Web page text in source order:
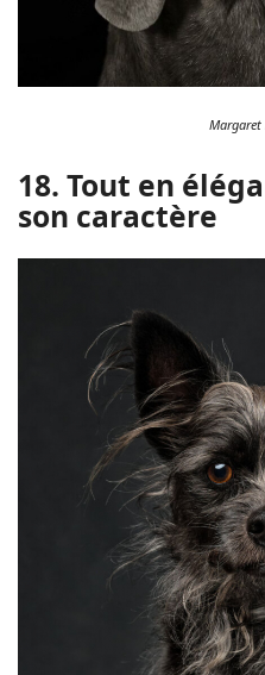
Margaret
18. Tout en
son caractère